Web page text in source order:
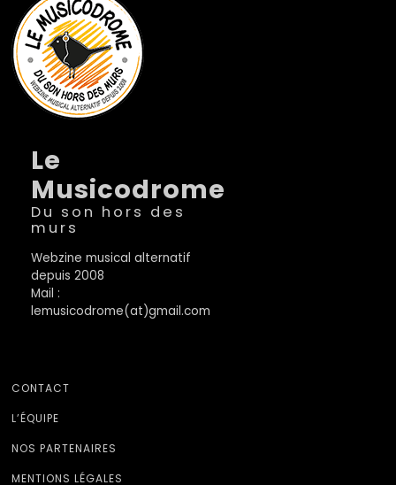
Le
Musicodrome
Du son hors des
murs
Webzine musical alternatif
depuis 2008
Mail :
lemusicodrome(at)gmail.com
CONTACT
L’ÉQUIPE
NOS PARTENAIRES
MENTIONS LÉGALES